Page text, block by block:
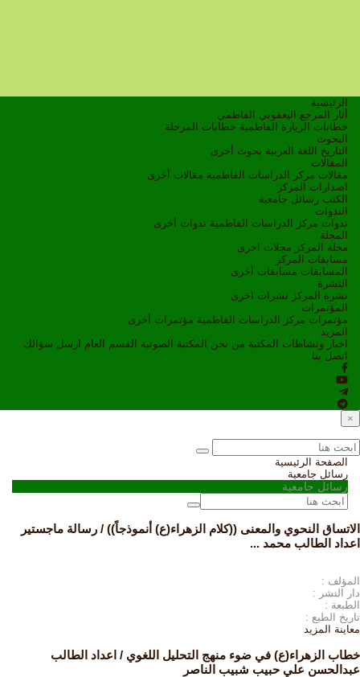
الرئيسية
أثار المرجع اليعقوبي الفاطمي
خطابات الزيارة الفاطمية خطابات المرحلة
البحوث
التاريخ
اللغة العربية بحوث أخرى
المقالات
مقالات مركز الدراسات الفاطمية مقالات أخرى
اصدارات المركز
الكتب رسائل جامعية
الندوات
ندوات مركز الدراسات الفاطمية ندوات أخرى
المجلة
مجلة المركز مجلات اخرى
مسابقات المركز
المسابقات مسابقات أخرى
النشرة
نشرة المركز نشرات اخرى
المؤتمرات
مؤتمرات مركز الدراسات الفاطمية مؤتمرات أخرى
المزيد
اخبار ونشاطات
المكتبة من نحن المكتبة الصوتية القسم العام ارسل سؤالك
اتصل بنا
×
الصفحة الرئيسية
رسائل جامعية
رسائل جامعية
الاتساق النحوي والمعنى ((كلام الزهراء(ع) أنموذجاً)) / رسالة ماجستير
اعداد الطالب محمد ...
المؤلف :
دار النشر :
الطبعة :
تاريخ الطبع :
معاينة المزيد
خطاب الزهراء(ع) في ضوء منهج التحليل اللغوي / اعداد الطالب
عبدالحسن علي حبيب شبيب الناصر